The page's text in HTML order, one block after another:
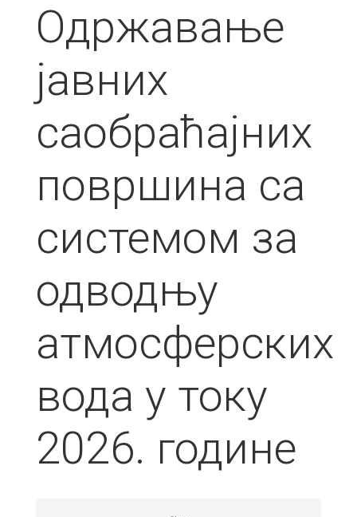
Одржавање
јавних
саобраћајних
површина са
системом за
одводњу
атмосферских
вода у току
2026. године